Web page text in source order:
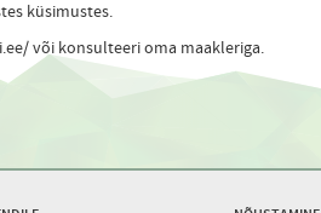
küsimustes.
või konsulteeri oma maakleriga.